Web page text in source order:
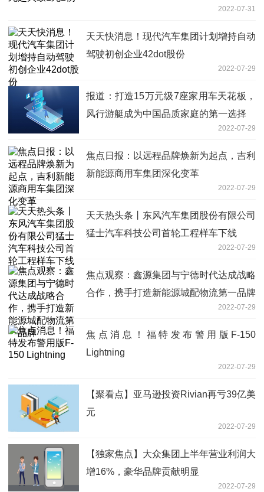
2022-07-31
天天快消息！现代汽车集团计划增持自动
驾驶初创企业42dot股份
2022-07-29
报道：打造15万元级7座家用车天花板，
风行游艇成为中国品质家庭的第一选择
2022-07-29
焦点日报：以远程品牌焕新为起点，吉利
新能源商用车集团深化变革
2022-07-29
天天热头条丨东风汽车集团股份有限公司
猛士汽车科技公司首轮工程样车下线
2022-07-29
焦点观察：鑫源集团与宁德时代达成战略
合作，携手打造新能源城配物流第一品牌
2022-07-29
焦点消息！福特发布警用版F-150
Lightning
2022-07-29
【聚看点】亚马逊投资Rivian再亏39亿美
元
2022-07-29
【独家焦点】大众集团上半年营业利润大
增16%，豪华品牌贡献明显
2022-07-29